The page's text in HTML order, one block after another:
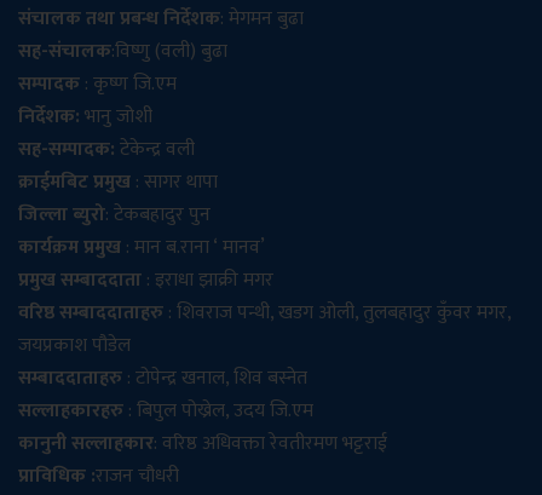
संचालक तथा प्रबन्ध निर्देशक: मेगमन बुढा
सह-संचालक:विष्णु (वली) बुढा
सम्पादक: कृष्ण जि.एम
निर्देशक:भानु जोशी
सह-सम्पादक:टेकेन्द्र वली
क्राईमबिट प्रमुख: सागर थापा
जिल्ला ब्युरो: टेकबहादुर पुन
कार्यक्रम प्रमुख: मान ब.राना ‘ मानव’
प्रमुख सम्बाददाता: इराधा झाक्री मगर
वरिष्ठ सम्बाददाताहरु: शिवराज पन्थी, खडग ओली, तुलबहादुर कुँवर मगर,
जयप्रकाश पौडेल
सम्बाददाताहरु: टोपेन्द्र खनाल, शिव बस्नेत
सल्लाहकारहरु: बिपुल पोख्रेल, उदय जि.एम
कानुनी सल्लाहकार: वरिष्ठ अधिवक्ता रेवतीरमण भट्टराई
प्राविधिक :राजन चौधरी